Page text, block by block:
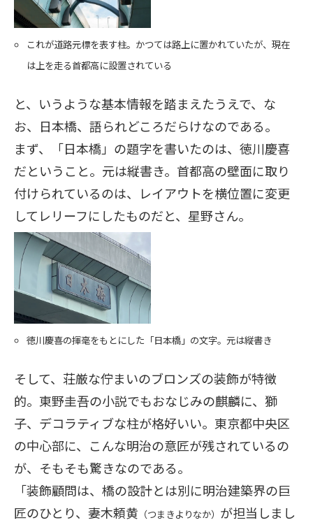
これが道路元標を表す柱。かつては路上に置かれていたが、現在
は上を走る首都高に設置されている
と、いうような基本情報を踏まえたうえで、な
お、日本橋、語られどころだらけなのである。
まず、「日本橋」の題字を書いたのは、徳川慶喜
だということ。元は縦書き。首都高の壁面に取り
付けられているのは、レイアウトを横位置に変更
してレリーフにしたものだと、星野さん。
徳川慶喜の揮毫をもとにした「日本橋」の文字。元は縦書き
そして、荘厳な佇まいのブロンズの装飾が特徴
的。東野圭吾の小説でもおなじみの麒麟に、獅
子、デコラティブな柱が格好いい。東京都中央区
の中心部に、こんな明治の意匠が残されているの
が、そもそも驚きなのである。
「装飾顧問は、橋の設計とは別に明治建築界の巨
匠のひとり、妻木頼黄 （つまきよりなか） が担当しまし